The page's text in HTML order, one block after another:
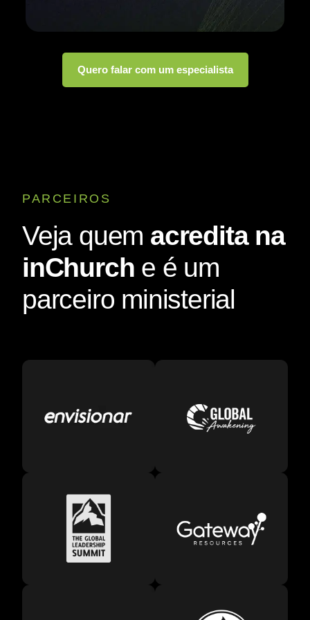
Quero falar com um especialista
PARCEIROS
Veja quem acredita na
inChurch e é um
parceiro ministerial